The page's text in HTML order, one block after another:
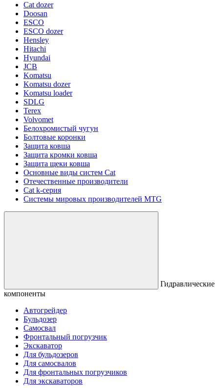
Cat dozer
Doosan
ESCO
ESCO dozer
Hensley
Hitachi
Hyundai
JCB
Komatsu
Komatsu dozer
Komatsu loader
SDLG
Terex
Volvomet
Белохромистый чугун
Болтовые коронки
Защита ковша
Защита кромки ковша
Защита щеки ковша
Основные виды систем Cat
Отечественные производители
Сat k-серия
Системы мировых производителей MTG
Гидравлические
компоненты
Автогрейдер
Бульдозер
Самосвал
Фронтальный погрузчик
Экскаватор
Для бульдозеров
Для самосвалов
Для фронтальных погрузчиков
Для экскаваторов